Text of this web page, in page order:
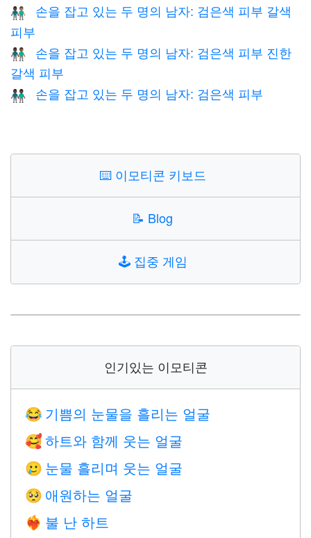
👨🏿‍🤝‍👨🏽
손을 잡고 있는 두 명의 남자: 검은색 피부 갈색
피부
👨🏿‍🤝‍👨🏾
손을 잡고 있는 두 명의 남자: 검은색 피부 진한
갈색 피부
👬🏿 손을 잡고 있는 두 명의 남자: 검은색 피부
⌨️ 이모티콘 키보드
📝 Blog
🕹️ 집중 게임
인기있는 이모티콘
😂 기쁨의 눈물을 흘리는 얼굴
🥰 하트와 함께 웃는 얼굴
🥲 눈물 흘리며 웃는 얼굴
🥺 애원하는 얼굴
❤️‍🔥 불 난 하트